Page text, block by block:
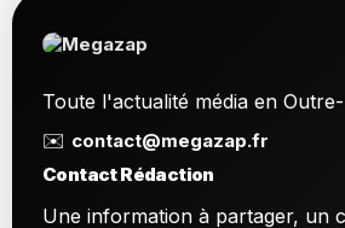
Toute l'actualité média en
✉️ contact@megazap.fr
Contact Rédaction
Une information à partager, un